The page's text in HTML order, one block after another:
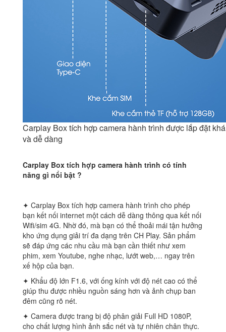
Carplay Box tích hợp camera hành trình được lắp đặt
và dễ dàng
Carplay Box tích hợp camera hành trình có tính
năng gì nổi bật ?
✦ Carplay Box tích hợp camera hành trình cho phép
bạn kết nối internet một cách dễ dàng thông qua kết nối
Wifi/sim 4G. Nhờ đó, mà bạn có thể thoải mái tận hưởng
kho ứng dụng giải trí đa dạng trên CH Play. Sản phẩm
sẽ đáp ứng các nhu cầu mà bạn cần thiết như xem
phim, xem Youtube, nghe nhạc, lướt web,… ngay trên
xế hộp của bạn.
✦ Khẩu độ lớn F1.6, với ống kính với độ nét cao có thể
giúp thu được nhiều nguồn sáng hơn và ảnh chụp ban
đêm cũng rõ nét.
✦ Camera được trang bị độ phân giải Full HD 1080P,
cho chất lượng hình ảnh sắc nét và tự nhiên chân thực.